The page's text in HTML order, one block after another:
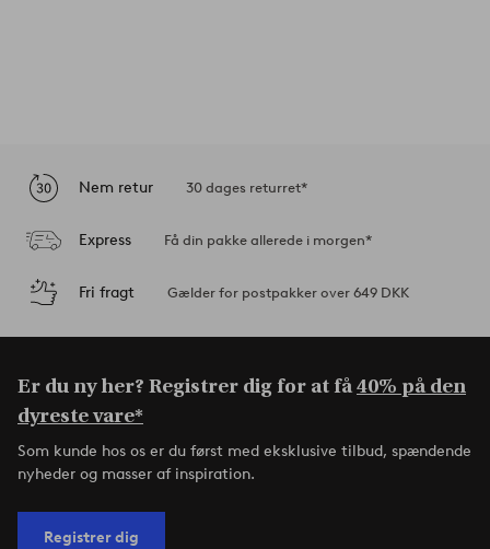
Nem retur 30 dages returret*
Express Få din pakke allerede i morgen*
Fri fragt Gælder for postpakker over 649 DKK
Er du ny her? Registrer dig for at få40% på den
dyreste vare*
Som kunde hos os er du først med eksklusive tilbud, spændende
nyheder og masser af inspiration.
Registrer dig